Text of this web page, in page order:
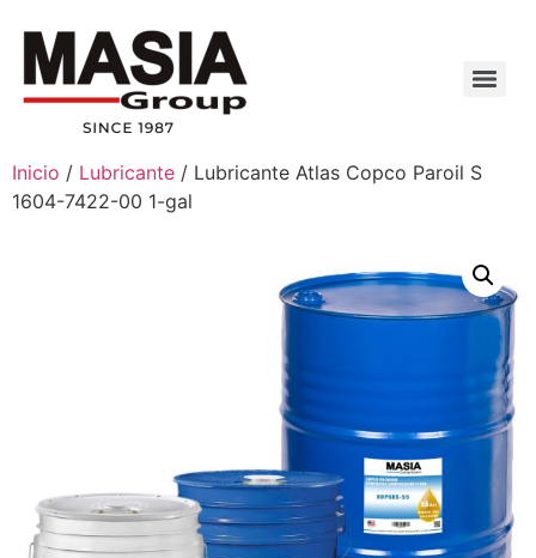
Inicio / Lubricante / Lubricante Atlas Copco Paroil S
1604-7422-00 1-gal